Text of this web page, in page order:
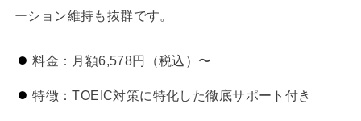
ーション維持も抜群です。
料金：月額6,578円（税込）〜
特徴：TOEIC対策に特化した徹底サポート付き